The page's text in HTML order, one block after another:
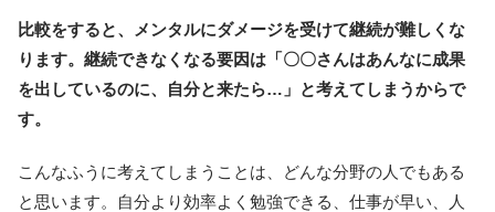
比較をすると、メンタルにダメージを受けて継続が難しくな
ります。継続できなくなる要因は「〇〇さんはあんなに成果
を出しているのに、自分と来たら…」と考えてしまうからで
す。
こんなふうに考えてしまうことは、どんな分野の人でもある
と思います。自分より効率よく勉強できる、仕事が早い、人